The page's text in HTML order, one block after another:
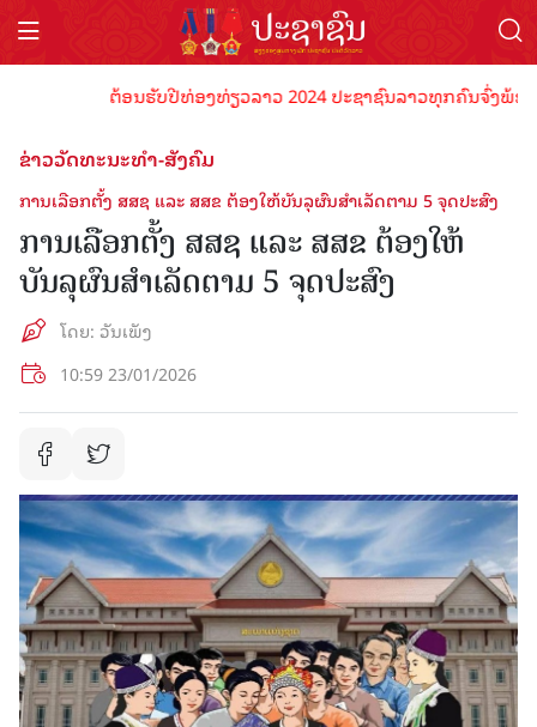
ຕ້ອນຮັບປີທ່ອງທ່ຽວລາວ 2024 ປະຊາຊົນລາວທຸກຄົນຈົ່ງພ້ອມ
ຂ່າວວັດທະນະທຳ-ສັງຄົມ
ການເລືອກຕັ້ງ ສສຊ ແລະ ສສຂ ຕ້ອງໃຫ້ບັນລຸຜົນສໍາເລັດຕາມ 5 ຈຸດປະສົງ
ການເລືອກຕັ້ງ ສສຊ ແລະ ສສຂ ຕ້ອງໃຫ້
ບັນລຸຜົນສໍາເລັດຕາມ 5 ຈຸດປະສົງ
ໂດຍ: ວັນເພັງ
10:59 23/01/2026